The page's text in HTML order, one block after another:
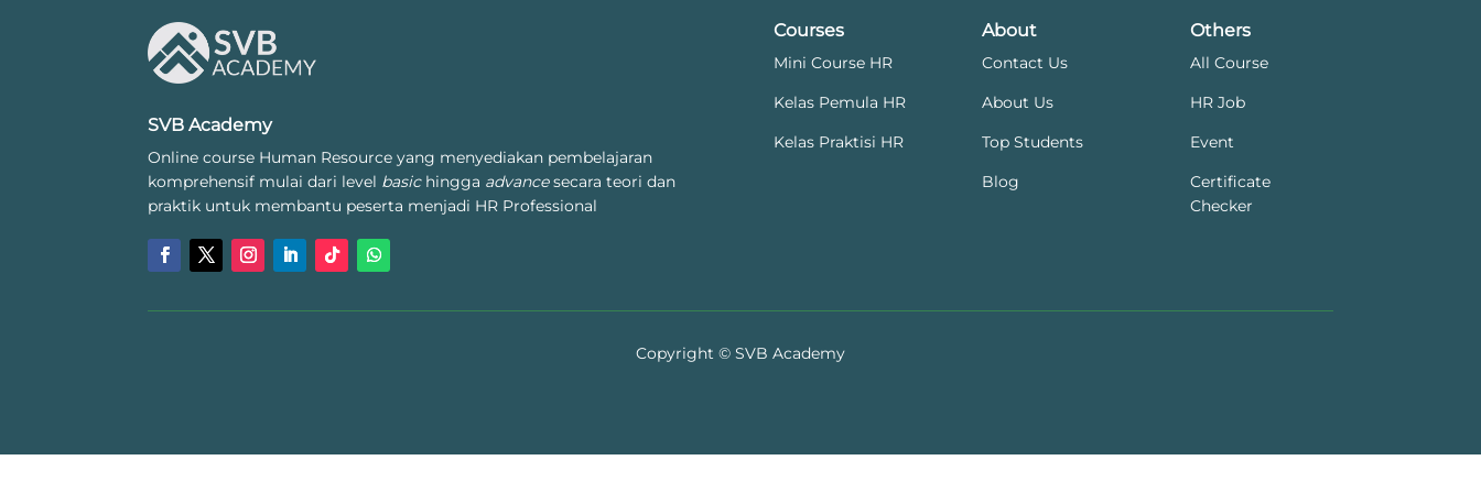
SVB Academy
Online course Human Resource yang menyediakan pembelajaran
komprehensif mulai dari level basichingga advancesecara teori dan
praktik untuk membantu peserta menjadi HR Professional
Courses
Mini Course HR
Kelas Pemula HR
Kelas Praktisi HR
About
Contact Us
About Us
Top Students
Blog
Others
All Course
HR Job
Event
Certificate
Checker
Copyright © SVB Academy